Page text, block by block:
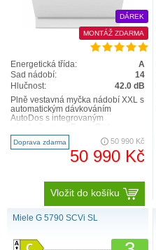
DÁREK
MONTÁŽ ZDARMA
Energetická třída:
A
Sad nádobí:
14
Hlučnost:
42.0 dB
Plně vestavná myčka nádobí XXL s
automatickým dávkováním
AutoDos s integrovaným
Inovativní design a max. komfort –
příborov..
Doprava zdarma 50 990 Kč
50 990 Kč
Vložit do košíku
Miele G 5790 SCVi SL